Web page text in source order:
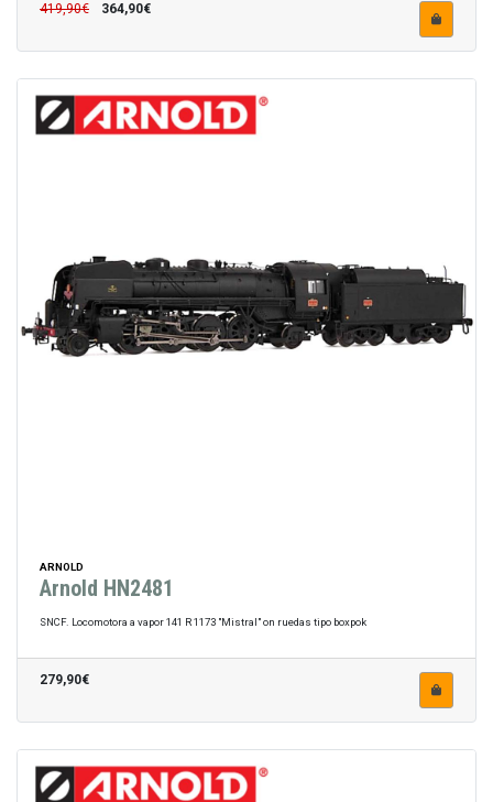
419,90€ 364,90€
ARNOLD
Arnold HN2481
SNCF. Locomotora a vapor 141 R 1173 "Mistral" on ruedas tipo boxpok
279,90€